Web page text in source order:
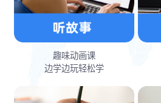
趣味动画课
边学边玩轻松学